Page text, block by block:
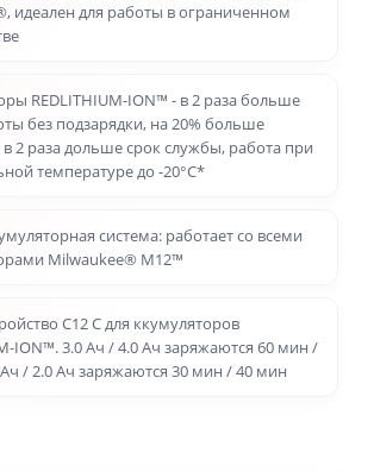
идеален для работы в ограниченном
REDLITHIUM-ION™ - в 2 раза больше
без подзарядки, на 20% больше
2 раза дольше срок службы, работа при
температуре до -20°С*
система: работает со всеми
Milwaukee® M12™
C12 C для ккумуляторов
ION™. 3.0 Ач / 4.0 Ач заряжаются 60 мин /
/ 2.0 Ач заряжаются 30 мин / 40 мин